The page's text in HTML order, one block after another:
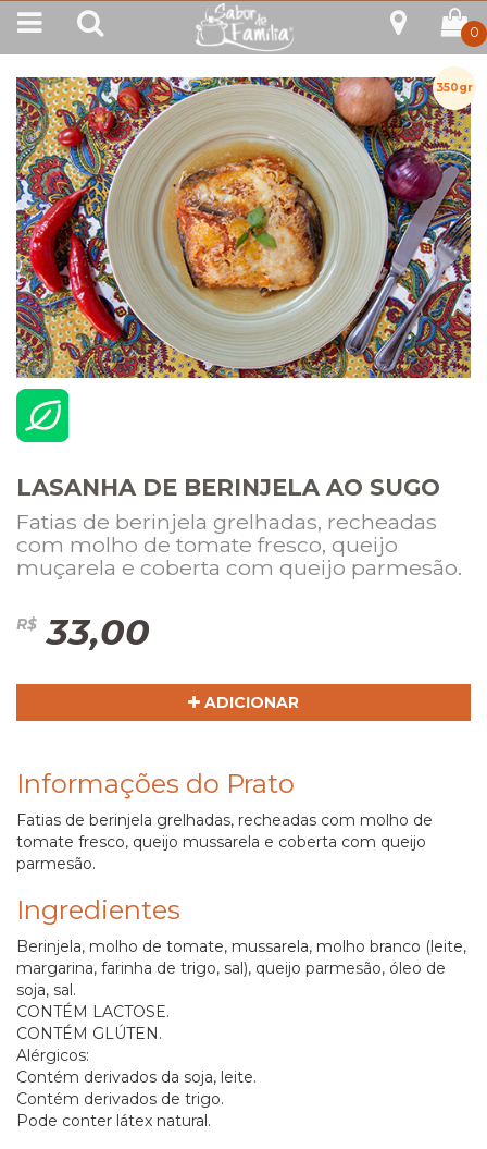
0
350gr
LASANHA DE BERINJELA AO SUGO
Fatias de berinjela grelhadas, recheadas
com molho de tomate fresco, queijo
muçarela e coberta com queijo parmesão.
R$ 33,00
ADICIONAR
Informações do Prato
Fatias de berinjela grelhadas, recheadas com molho de
tomate fresco, queijo mussarela e coberta com queijo
parmesão.
Ingredientes
Berinjela, molho de tomate, mussarela, molho branco (leite,
margarina, farinha de trigo, sal), queijo parmesão, óleo de
soja, sal.
CONTÉM LACTOSE.
CONTÉM GLÚTEN.
Alérgicos:
Contém derivados da soja, leite.
Contém derivados de trigo.
Pode conter látex natural.